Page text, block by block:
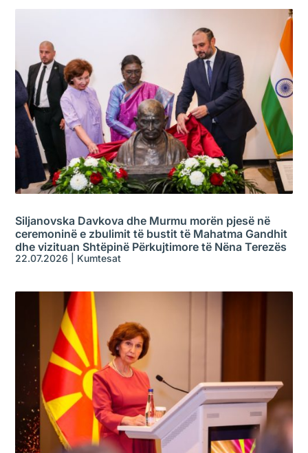
Siljanovska Davkova dhe Murmu morën pjesë në
ceremoninë e zbulimit të bustit të Mahatma Gandhit
dhe vizituan Shtëpinë Përkujtimore të Nëna Terezës
22.07.2026 Kumtesat